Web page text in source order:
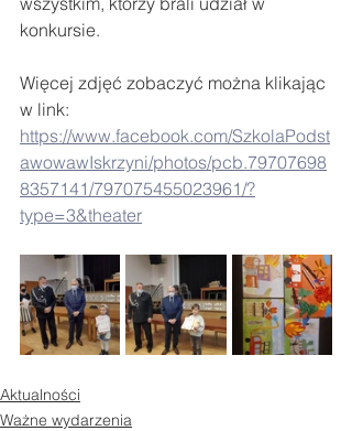
konkursie.
Więcej zdjęć zobaczyć można klikając
w link:
https://www.facebook.com/SzkolaPodst
awowawIskrzyni/photos/pcb.79707698
8357141/797075455023961/?
type=3&theater
Aktualności
Ważne wydarzenia